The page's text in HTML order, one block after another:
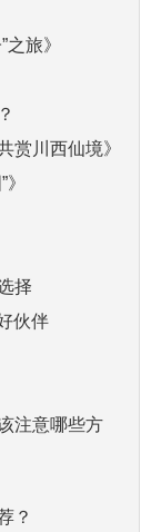
旅》
赏川西仙境》
择
伙伴
注意哪些方
？